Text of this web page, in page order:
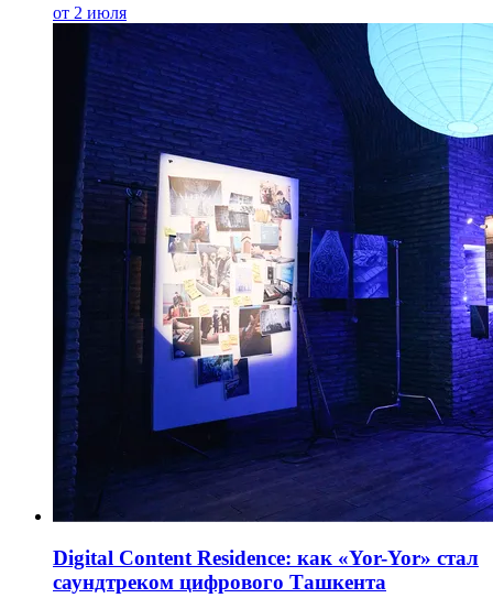
от 2 июля
Digital Content Residence: как «Yor-Yor» стал
саундтреком цифрового Ташкента